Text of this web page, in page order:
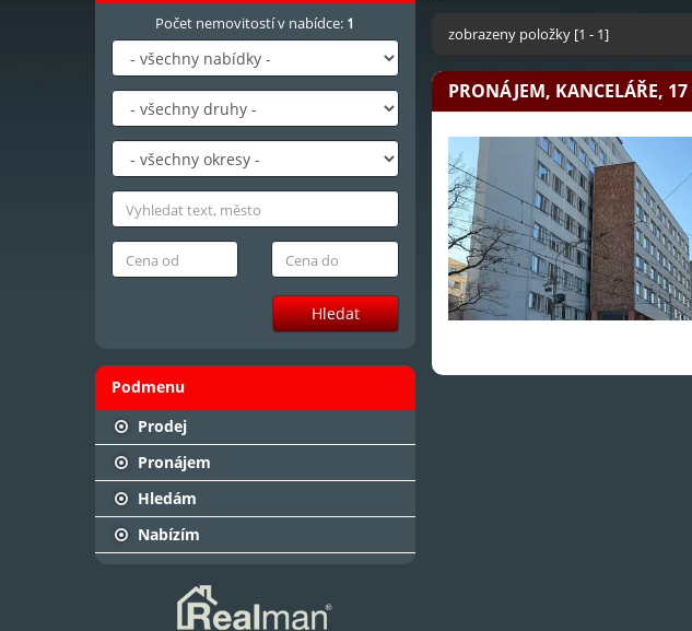
Počet nemovitostí v nabídce: 1
Hledat
Podmenu
Prodej
Pronájem
Hledám
Nabízím
zobrazeny položky [1 - 1]
PRONÁJEM, KANCELÁŘE, 17